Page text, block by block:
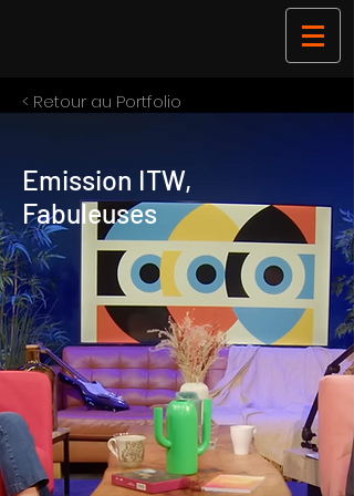
< Retour au Portfolio
Emission ITW,
Fabuleuses